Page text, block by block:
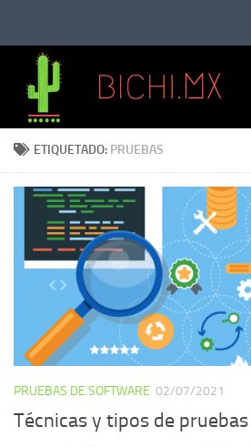
ETIQUETADO: PRUEBAS
PRUEBAS DE SOFTWARE 02/07/2021
Técnicas y tipos de